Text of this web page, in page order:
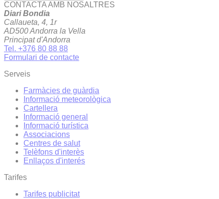
CONTACTA AMB NOSALTRES
Diari Bondia
Callaueta, 4, 1r
AD500 Andorra la Vella
Principat d'Andorra
Tel. +376 80 88 88
Formulari de contacte
Serveis
Farmàcies de guàrdia
Informació meteorològica
Cartellera
Informació general
Informació turística
Associacions
Centres de salut
Telèfons d'interès
Enllaços d'interés
Tarifes
Tarifes publicitat